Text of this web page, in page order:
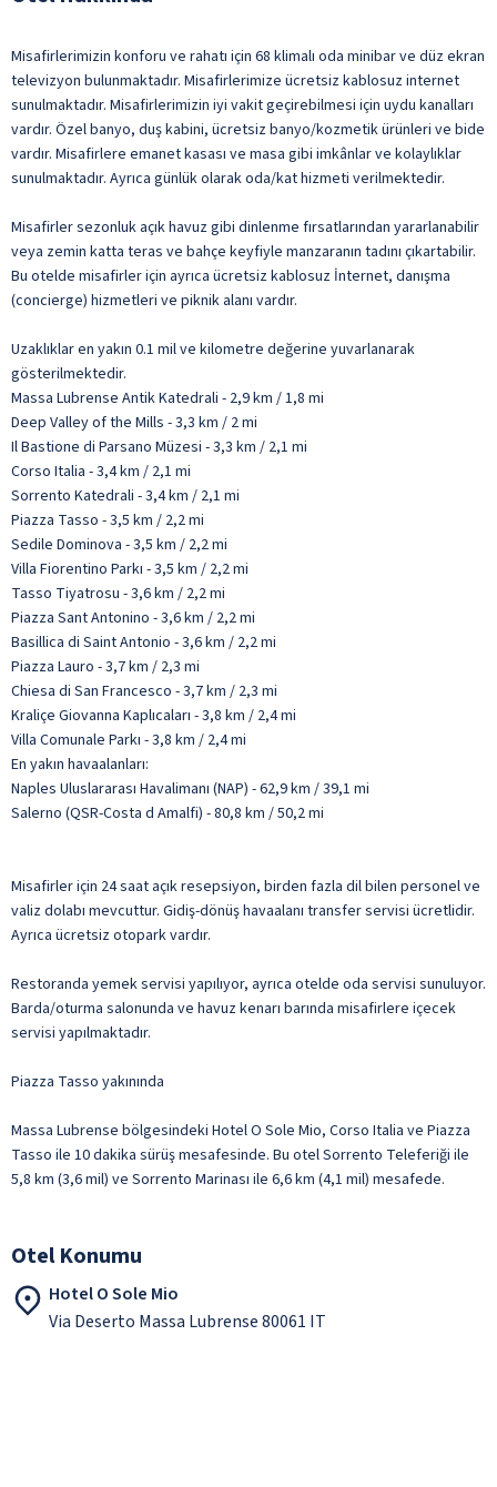
Misafirlerimizin konforu ve rahatı için 68 klimalı oda minibar ve düz ekran
televizyon bulunmaktadır. Misafirlerimize ücretsiz kablosuz internet
sunulmaktadır. Misafirlerimizin iyi vakit geçirebilmesi için uydu kanalları
vardır. Özel banyo, duş kabini, ücretsiz banyo/kozmetik ürünleri ve bide
vardır. Misafirlere emanet kasası ve masa gibi imkânlar ve kolaylıklar
sunulmaktadır. Ayrıca günlük olarak oda/kat hizmeti verilmektedir.
Misafirler sezonluk açık havuz gibi dinlenme fırsatlarından yararlanabilir
veya zemin katta teras ve bahçe keyfiyle manzaranın tadını çıkartabilir.
Bu otelde misafirler için ayrıca ücretsiz kablosuz İnternet, danışma
(concierge) hizmetleri ve piknik alanı vardır.
Uzaklıklar en yakın 0.1 mil ve kilometre değerine yuvarlanarak
gösterilmektedir.
Massa Lubrense Antik Katedrali - 2,9 km / 1,8 mi
Deep Valley of the Mills - 3,3 km / 2 mi
Il Bastione di Parsano Müzesi - 3,3 km / 2,1 mi
Corso Italia - 3,4 km / 2,1 mi
Sorrento Katedrali - 3,4 km / 2,1 mi
Piazza Tasso - 3,5 km / 2,2 mi
Sedile Dominova - 3,5 km / 2,2 mi
Villa Fiorentino Parkı - 3,5 km / 2,2 mi
Tasso Tiyatrosu - 3,6 km / 2,2 mi
Piazza Sant Antonino - 3,6 km / 2,2 mi
Basillica di Saint Antonio - 3,6 km / 2,2 mi
Piazza Lauro - 3,7 km / 2,3 mi
Chiesa di San Francesco - 3,7 km / 2,3 mi
Kraliçe Giovanna Kaplıcaları - 3,8 km / 2,4 mi
Villa Comunale Parkı - 3,8 km / 2,4 mi
En yakın havaalanları:
Naples Uluslararası Havalimanı (NAP) - 62,9 km / 39,1 mi
Salerno (QSR-Costa d Amalfi) - 80,8 km / 50,2 mi
Misafirler için 24 saat açık resepsiyon, birden fazla dil bilen personel ve
valiz dolabı mevcuttur. Gidiş-dönüş havaalanı transfer servisi ücretlidir.
Ayrıca ücretsiz otopark vardır.
Restoranda yemek servisi yapılıyor, ayrıca otelde oda servisi sunuluyor.
Barda/oturma salonunda ve havuz kenarı barında misafirlere içecek
servisi yapılmaktadır.
Piazza Tasso yakınında
Massa Lubrense bölgesindeki Hotel O Sole Mio, Corso Italia ve Piazza
Tasso ile 10 dakika sürüş mesafesinde. Bu otel Sorrento Teleferiği ile
5,8 km (3,6 mil) ve Sorrento Marinası ile 6,6 km (4,1 mil) mesafede.
Otel Konumu
Hotel O Sole Mio
Via Deserto Massa Lubrense 80061 IT